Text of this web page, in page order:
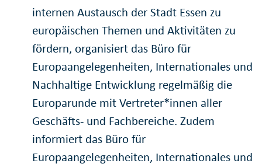
internen Austausch der Stadt Essen zu
europäischen Themen und Aktivitäten zu
fördern, organisiert das Büro für
Europaangelegenheiten, Internationales und
Nachhaltige Entwicklung regelmäßig die
Europarunde mit Vertreter*innen aller
Geschäfts- und Fachbereiche. Zudem
informiert das Büro für
Europaangelegenheiten, Internationales und